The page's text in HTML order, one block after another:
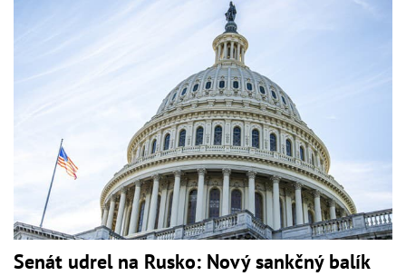
Senát udrel na Rusko: Nový sankčný balík